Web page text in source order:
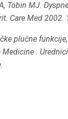
Tobin MJ.
Care Med 2002.
plućne
Medicine .